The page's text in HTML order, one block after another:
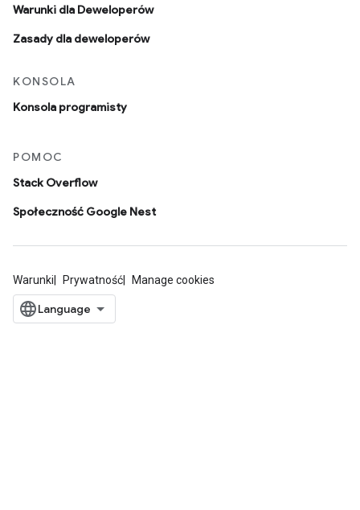
Warunki dla Deweloperów
Zasady dla deweloperów
KONSOLA
Konsola programisty
POMOC
Stack Overflow
Społeczność Google Nest
Warunki Prywatność Manage cookies